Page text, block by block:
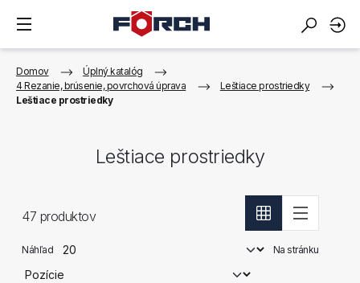
Domov
Úplný katalóg
4 Rezanie, brúsenie, povrchová úprava
Leštiace prostriedky
Leštiace prostriedky
Leštiace prostriedky
47 produktov
Náhľad Na stránku